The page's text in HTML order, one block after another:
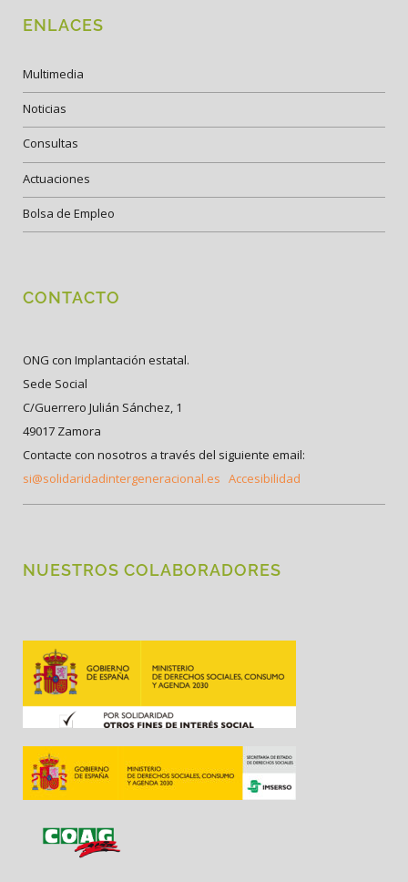
ENLACES
Multimedia
Noticias
Consultas
Actuaciones
Bolsa de Empleo
CONTACTO
ONG con Implantación estatal.
Sede Social
C/Guerrero Julián Sánchez, 1
49017 Zamora
Contacte con nosotros a través del siguiente email:
si@solidaridadintergeneracional.es Accesibilidad
NUESTROS COLABORADORES